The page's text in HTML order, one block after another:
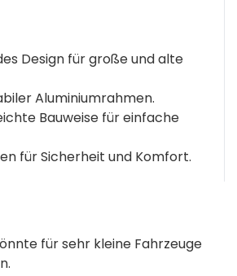
Design für große und alte
Aluminiumrahmen.
Bauweise für einfache
für Sicherheit und Komfort.
für sehr kleine Fahrzeuge